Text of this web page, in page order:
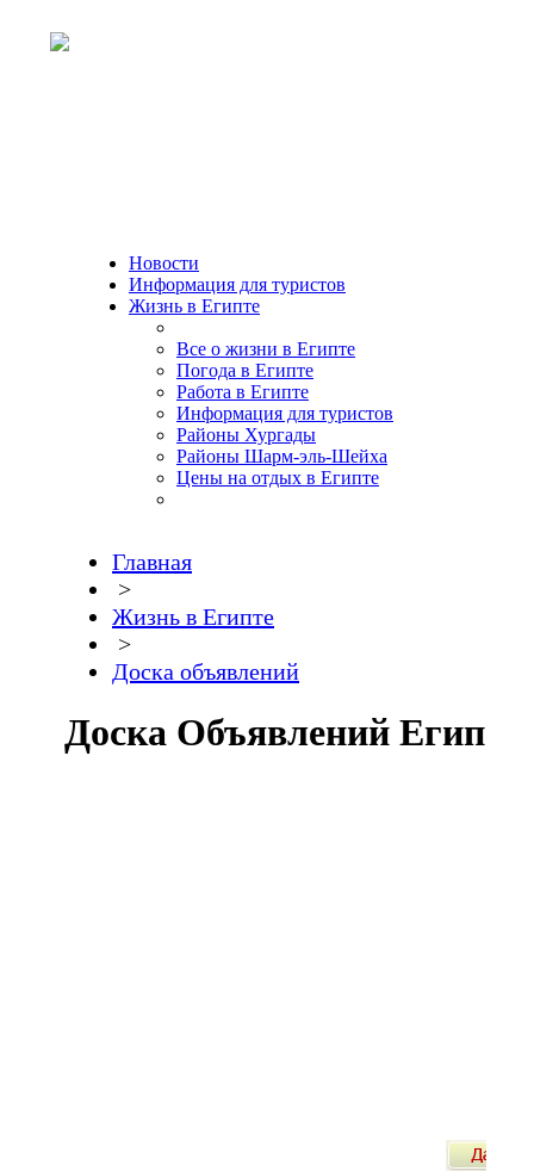
Новости
Информация для туристов
Жизнь в Египте
Все о жизни в Египте
Погода в Египте
Работа в Египте
Информация для туристов
Районы Хургады
Районы Шарм-эль-Шейха
Цены на отдых в Египте
Главная
>
Жизнь в Египте
>
Доска объявлений
Доска Объявлений Египет